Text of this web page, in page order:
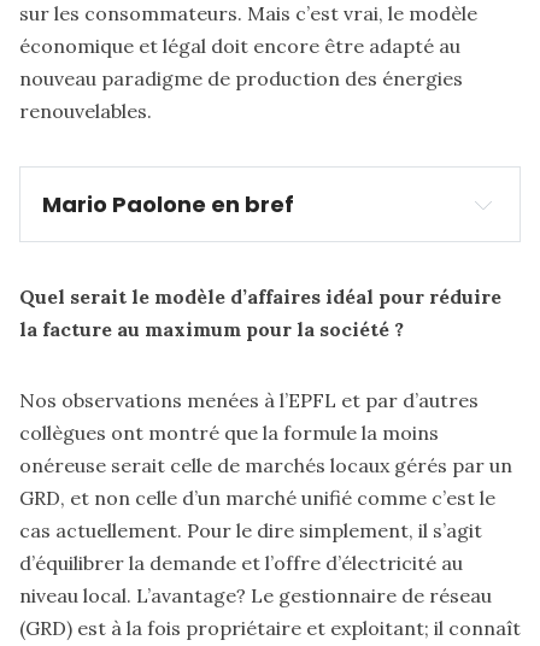
sur les consommateurs. Mais c’est vrai, le modèle
économique et légal doit encore être adapté au
nouveau paradigme de production des énergies
renouvelables.
Mario Paolone en bref
Quel serait le modèle d’affaires idéal pour réduire
la facture au maximum pour la société ?
Nos observations menées à l’EPFL et par d’autres
collègues ont montré que la formule la moins
onéreuse serait celle de marchés locaux gérés par un
GRD, et non celle d’un marché unifié comme c’est le
cas actuellement. Pour le dire simplement, il s’agit
d’équilibrer la demande et l’offre d’électricité au
niveau local. L’avantage? Le gestionnaire de réseau
(GRD) est à la fois propriétaire et exploitant; il connaît